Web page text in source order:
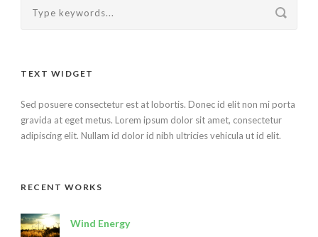
TEXT WIDGET
Sed posuere consectetur est at lobortis. Donec id elit non mi porta
gravida at eget metus. Lorem ipsum dolor sit amet, consectetur
adipiscing elit. Nullam id dolor id nibh ultricies vehicula ut id elit.
RECENT WORKS
Wind Energy